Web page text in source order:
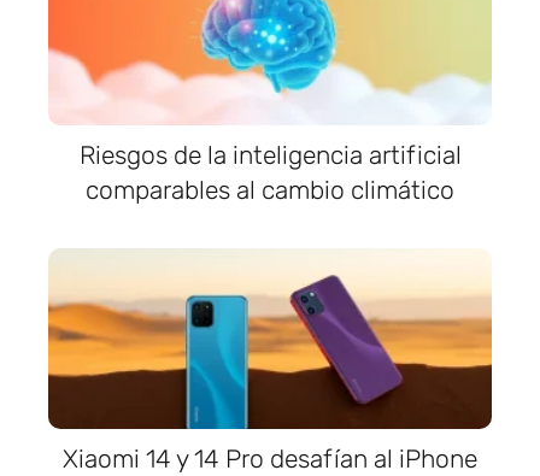
Riesgos de la inteligencia artificial
comparables al cambio climático
Xiaomi 14 y 14 Pro desafían al iPhone